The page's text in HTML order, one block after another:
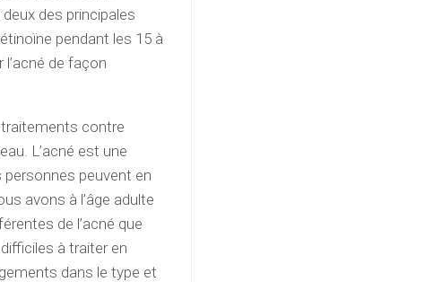
des principales
pendant les 15 à
de façon
contre
L’acné est une
peuvent en
avons à l’âge adulte
de l’acné que
à traiter en
dans le type et